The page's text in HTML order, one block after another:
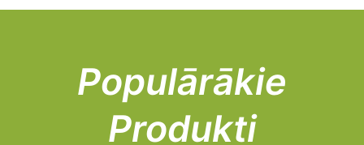
Populārākie
Produkti